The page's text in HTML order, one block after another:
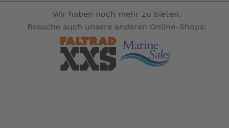
Wir haben noch mehr zu bieten.
Besuche auch unsere anderen Online-Shops: